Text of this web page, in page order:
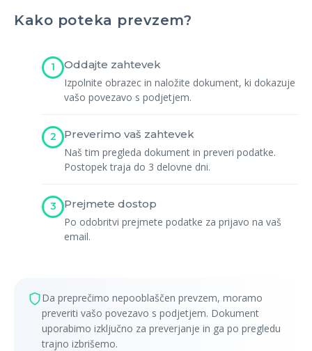
Kako poteka prevzem?
1
Oddajte zahtevek
Izpolnite obrazec in naložite dokument, ki dokazuje
vašo povezavo s podjetjem.
2
Preverimo vaš zahtevek
Naš tim pregleda dokument in preveri podatke.
Postopek traja do 3 delovne dni.
3
Prejmete dostop
Po odobritvi prejmete podatke za prijavo na vaš
email.
Da preprečimo nepooblaščen prevzem, moramo
preveriti vašo povezavo s podjetjem. Dokument
uporabimo izključno za preverjanje in ga po pregledu
trajno izbrišemo.